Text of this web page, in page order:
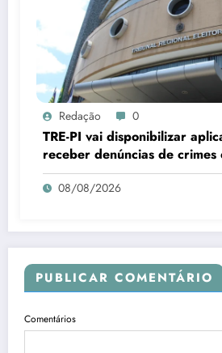
Redação 0
TRE-PI vai disponibilizar
receber denúncias de crimes
08/08/2026
PUBLICAR COMENTÁRIO
Comentários